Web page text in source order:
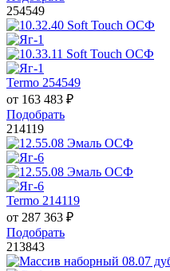
254549
Termo 254549
от 163 483 ₽
Подобрать
214119
Termo 214119
от 287 363 ₽
Подобрать
213843